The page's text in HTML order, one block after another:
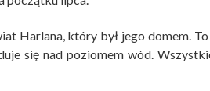
Harlana, który był jego domem.
się nad poziomem wód.